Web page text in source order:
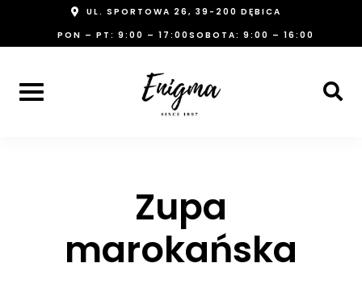
UL. SPORTOWA 26, 39-200 DĘBICA
PON – PT: 9:00 – 17:00 SOBOTA: 9:00 – 16:00
Zupa
marokańska